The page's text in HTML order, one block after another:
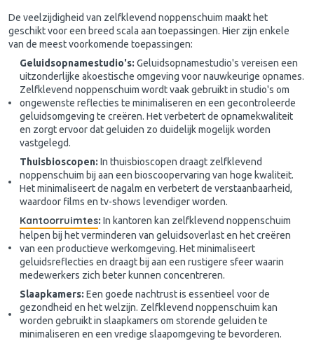
De veelzijdigheid van zelfklevend noppenschuim maakt het
geschikt voor een breed scala aan toepassingen. Hier zijn enkele
van de meest voorkomende toepassingen:
Geluidsopnamestudio's: Geluidsopnamestudio's vereisen een
uitzonderlijke akoestische omgeving voor nauwkeurige opnames.
Zelfklevend noppenschuim wordt vaak gebruikt in studio's om
ongewenste reflecties te minimaliseren en een gecontroleerde
geluidsomgeving te creëren. Het verbetert de opnamekwaliteit
en zorgt ervoor dat geluiden zo duidelijk mogelijk worden
vastgelegd.
Thuisbioscopen: In thuisbioscopen draagt zelfklevend
noppenschuim bij aan een bioscoopervaring van hoge kwaliteit.
Het minimaliseert de nagalm en verbetert de verstaanbaarheid,
waardoor films en tv-shows levendiger worden.
Kantoorruimtes: In kantoren kan zelfklevend noppenschuim
helpen bij het verminderen van geluidsoverlast en het creëren
van een productieve werkomgeving. Het minimaliseert
geluidsreflecties en draagt bij aan een rustigere sfeer waarin
medewerkers zich beter kunnen concentreren.
Slaapkamers: Een goede nachtrust is essentieel voor de
gezondheid en het welzijn. Zelfklevend noppenschuim kan
worden gebruikt in slaapkamers om storende geluiden te
minimaliseren en een vredige slaapomgeving te bevorderen.